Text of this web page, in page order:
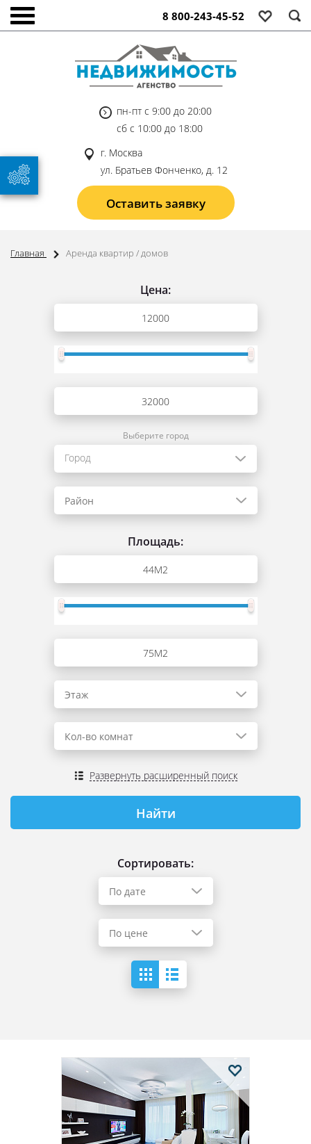
8 800-243-45-52
пн-пт с 9:00 до 20:00
сб с 10:00 до 18:00
г. Москва
ул. Братьев Фонченко, д. 12
Оставить заявку
Главная Аренда квартир / домов
Цена:
Выберите город
Город
Район
Площадь:
Этаж
Кол-во комнат
Развернуть расширенный поиск
Сортировать:
По дате
По цене